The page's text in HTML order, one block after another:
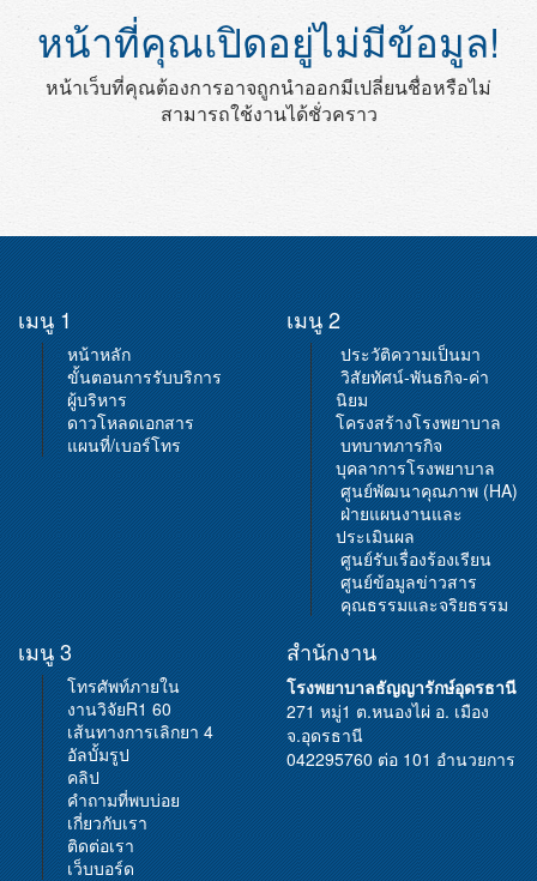
หน้าที่คุณเปิดอยู่ไม่มีข้อมูล!
หน้าเว็บที่คุณต้องการอาจถูกนำออกมีเปลี่ยนชื่อหรือไม่
สามารถใช้งานได้ชั่วคราว
เมนู 1
หน้าหลัก
ขั้นตอนการรับบริการ
ผู้บริหาร
ดาวโหลดเอกสาร
แผนที่/เบอร์โทร
เมนู 2
ประวัติความเป็นมา
วิสัยทัศน์-พันธกิจ-ค่า
นิยม
โครงสร้างโรงพยาบาล
บทบาทภารกิจ
บุคลาการโรงพยาบาล
ศูนย์พัฒนาคุณภาพ (HA)
ฝ่ายแผนงานและ
ประเมินผล
ศูนย์รับเรื่องร้องเรียน
ศูนย์ข้อมูลข่าวสาร
คุณธรรมและจริยธรรม
เมนู 3
โทรศัพท์ภายใน
งานวิจัยR1 60
เส้นทางการเลิกยา 4
อัลบั้มรูป
คลิป
คำถามที่พบบ่อย
เกี่ยวกับเรา
ติดต่อเรา
เว็บบอร์ด
สำนักงาน
โรงพยาบาลธัญญารักษ์อุดรธานี
271 หมู่1 ต.หนองไผ่ อ. เมือง
จ.อุดรธานี
042295760 ต่อ 101 อำนวยการ